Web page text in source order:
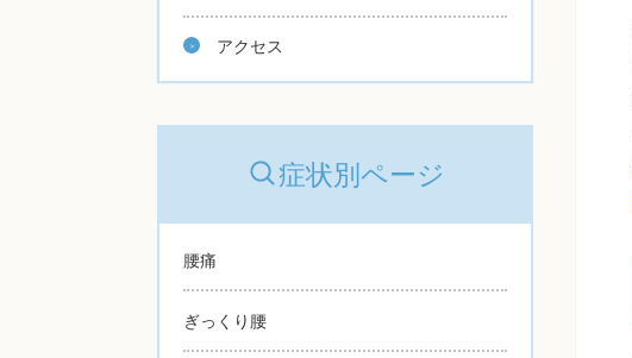
アクセス
症状別ページ
腰痛
ぎっくり腰